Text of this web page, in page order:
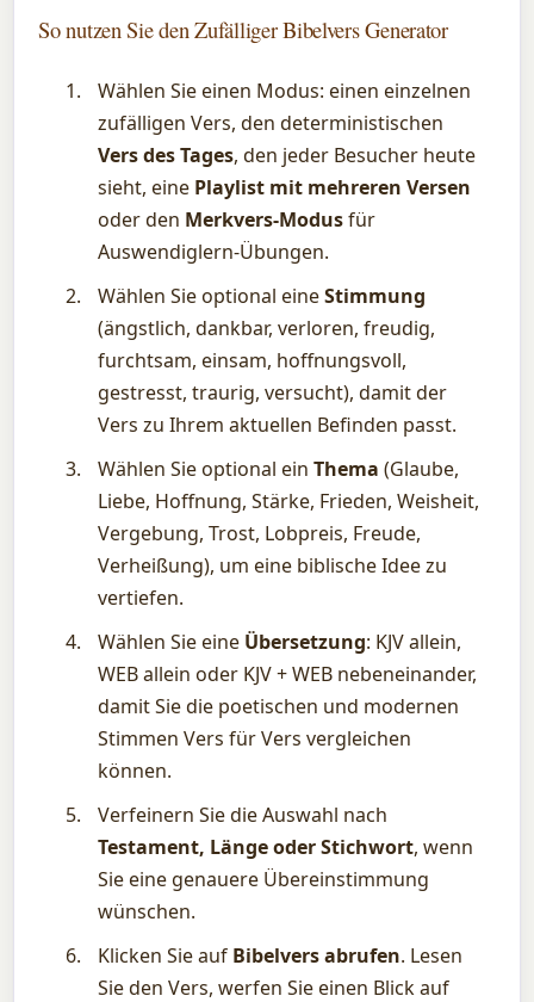
So nutzen Sie den Zufälliger Bibelvers Generator
Wählen Sie einen Modus: einen einzelnen
zufälligen Vers, den deterministischen
Vers des Tages, den jeder Besucher heute
sieht, eine Playlist mit mehreren Versen
oder den Merkvers-Modusfür
Auswendiglern-Übungen.
Wählen Sie optional eineStimmung
(ängstlich, dankbar, verloren, freudig,
furchtsam, einsam, hoffnungsvoll,
gestresst, traurig, versucht), damit der
Vers zu Ihrem aktuellen Befinden passt.
Wählen Sie optional einThema (Glaube,
Liebe, Hoffnung, Stärke, Frieden, Weisheit,
Vergebung, Trost, Lobpreis, Freude,
Verheißung), um eine biblische Idee zu
vertiefen.
Wählen Sie eine Übersetzung: KJV allein,
WEB allein oder KJV + WEB nebeneinander,
damit Sie die poetischen und modernen
Stimmen Vers für Vers vergleichen
können.
Verfeinern Sie die Auswahl nach
Testament, Länge oder Stichwort, wenn
Sie eine genauere Übereinstimmung
wünschen.
Klicken Sie auf Bibelvers abrufen. Lesen
Sie den Vers, werfen Sie einen Blick auf